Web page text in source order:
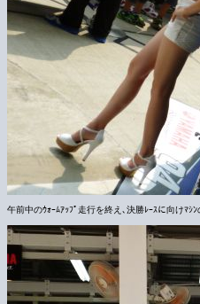
午前中のｳｫｰﾑｱｯﾌﾟ走行を終え､決勝ﾚｰｽに向けﾏｼ